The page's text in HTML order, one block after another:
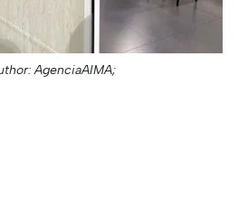
AgenciaAIMA;